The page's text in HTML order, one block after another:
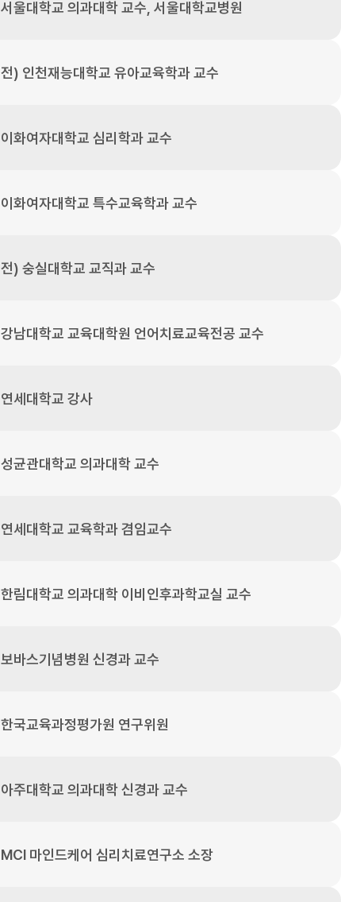
서울대학교 의과대학 교수, 서울대학교병원
전) 인천재능대학교 유아교육학과 교수
이화여자대학교 심리학과 교수
이화여자대학교 특수교육학과 교수
전) 숭실대학교 교직과 교수
강남대학교 교육대학원 언어치료교육전공 교수
연세대학교 강사
성균관대학교 의과대학 교수
연세대학교 교육학과 겸임교수
한림대학교 의과대학 이비인후과학교실 교수
보바스기념병원 신경과 교수
한국교육과정평가원 연구위원
아주대학교 의과대학 신경과 교수
MCI 마인드케어 심리치료연구소 소장